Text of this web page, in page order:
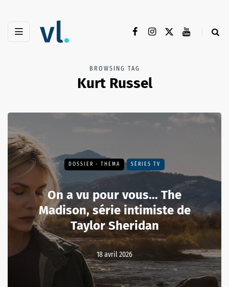
BROWSING TAG
Kurt Russel
DOSSIER - THEMA SÉRIES TV
On a vu pour vous... The
Madison, série intimiste de
Taylor Sheridan
18 avril 2026